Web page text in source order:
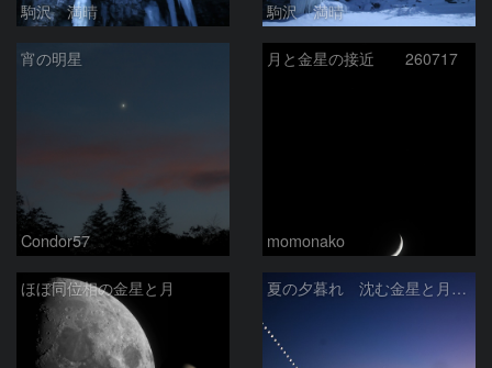
駒沢 満晴 駒沢 満晴
宵の明星
Condor57
月と金星の接近 260717
momonako
ほぼ同位相の金星と月 夏の夕暮れ 沈む金星と月 2026/7/20